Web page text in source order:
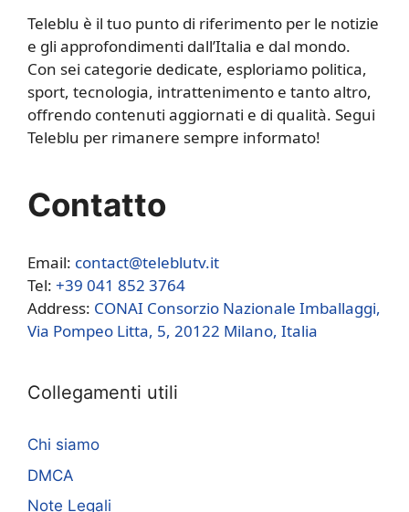
Teleblu è il tuo punto di riferimento per le notizie
e gli approfondimenti dall’Italia e dal mondo.
Con sei categorie dedicate, esploriamo politica,
sport, tecnologia, intrattenimento e tanto altro,
offrendo contenuti aggiornati e di qualità. Segui
Teleblu per rimanere sempre informato!
Contatto
Email: contact@teleblutv.it
Tel: +39 041 852 3764
Address: CONAI Consorzio Nazionale Imballaggi,
Via Pompeo Litta, 5, 20122 Milano, Italia
Collegamenti utili
Chi siamo
DMCA
Note Legali